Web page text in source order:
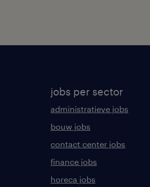
jobs per sector
administratieve jobs
bouw jobs
contact center jobs
finance jobs
horeca jobs